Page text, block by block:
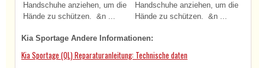
Handschuhe anziehen, um die
Hände zu schützen. &n ...
Handschuhe anziehen, um die
Hände zu schützen. &n ...
Kia Sportage Andere Informationen:
Kia Sportage (QL) Reparaturanleitung: Technische daten